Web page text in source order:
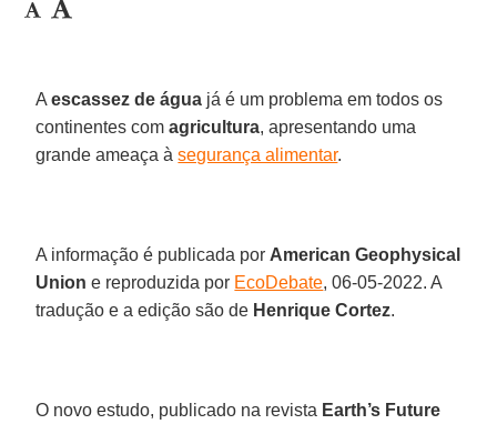
Aescassez de água já é um problema em todos os
continentes comagricultura, apresentando uma
grande ameaça àsegurança alimentar.
A informação é publicada por American Geophysical
Union e reproduzida por EcoDebate, 06-05-2022. A
tradução e a edição são de Henrique Cortez.
O novo estudo, publicado na revista Earth’s Future